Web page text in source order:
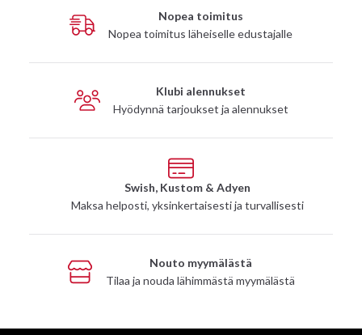
Nopea toimitus
Nopea toimitus läheiselle edustajalle
Klubi alennukset
Hyödynnä tarjoukset ja alennukset
Swish, Kustom & Adyen
Maksa helposti, yksinkertaisesti ja turvallisesti
Nouto myymälästä
Tilaa ja nouda lähimmästä myymälästä